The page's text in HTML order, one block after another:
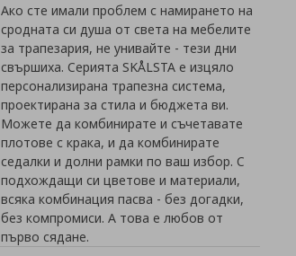
Ако сте имали проблем с намирането на
сродната си душа от света на мебелите
за трапезария, не унивайте - тези дни
свършиха. Серията SKÅLSTA е изцяло
персонализирана трапезна система,
проектирана за стила и бюджета ви.
Можете да комбинирате и съчетавате
плотове с крака, и да комбинирате
седалки и долни рамки по ваш избор. С
подхождащи си цветове и материали,
всяка комбинация пасва - без догадки,
без компромиси. А това е любов от
първо сядане.